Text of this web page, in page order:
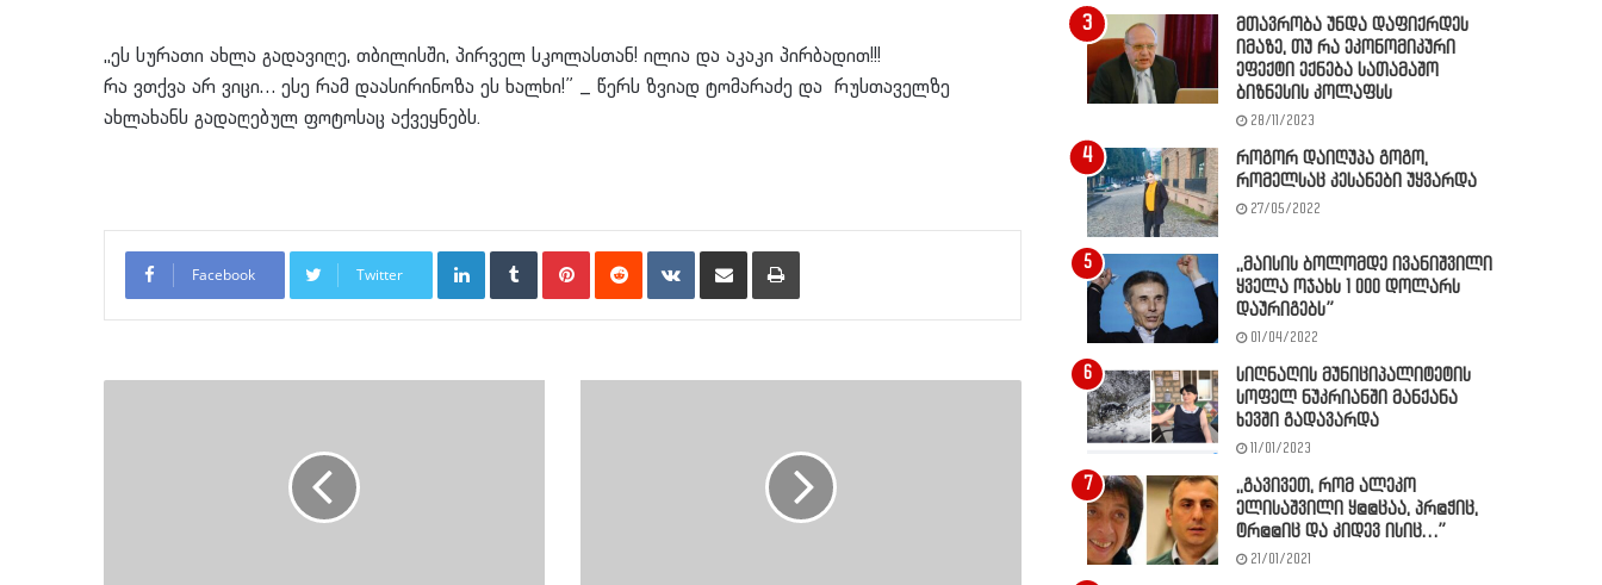
,,ეს სურათი ახლა გადავიღე, თბილისში, პირველ სკოლასთან! ილია და აკაკი პირბადით!!!
რა ვთქვა არ ვიცი… ესე რამ დაასირინოზა ეს ხალხი!” _ წერს ზვიად ტომარაძე და რუსთაველზე
ახლახანს გადაღებულ ფოტოსაც აქვეყნებს.
Facebook Twitter
LinkedInTumblr PinterestReddit VKontakteShare via Email Print
მთავრობა უნდა დაფიქრდეს
იმაზე, თუ რა ეკონომიკური
ეფექტი ექნება სათამაშო
ბიზნესის კოლაფსს
28/11/2023
როგორ დაიღუპა გოგო,
რომელსაც კესანები უყვარდა
27/05/2022
,,მაისის ბოლომდე ივანიშვილი
ყველა ოჯახს 1 000 დოლარს
დაურიგებს”
01/04/2022
სიღნაღის მუნიციპალიტეტის
სოფელ ნუკრიანში მანქანა
ხევში გადავარდა
11/01/2023
,,გავივეთ, რომ ალეკო
ელისაშვილი ყ@@ცაა, პრ@ჭიც,
ტრ@@იც და კიდევ ისიც…”
21/01/2021